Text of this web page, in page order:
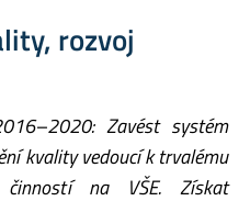
rozvoj
Zavést systém
kvality vedoucí k trvalému
na VŠE. Získat